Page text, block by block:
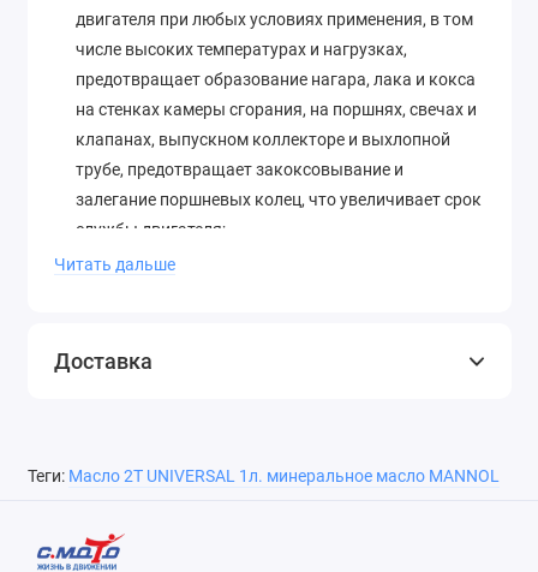
двигателя при любых условиях применения, в том
числе высоких температурах и нагрузках,
предотвращает образование нагара, лака и кокса
на стенках камеры сгорания, на поршнях, свечах и
клапанах, выпускном коллекторе и выхлопной
трубе, предотвращает закоксовывание и
залегание поршневых колец, что увеличивает срок
службы двигателя;
Специальная формула масла обеспечивает полное
температурах;
противоизносными и антифрикционными
характеристиками, предотвращает износ и задиры
Читать дальше
Доставка
Теги: Масло 2Т UNIVERSAL 1л. минеральное масло MANNOL